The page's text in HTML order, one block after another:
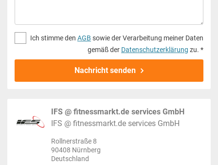
Ich stimme den AGB sowie der Verarbeitung meiner Daten
gemäß der Datenschutzerklärung zu. *
Nachricht senden
IFS @ fitnessmarkt.de services GmbH
IFS @ fitnessmarkt.de services GmbH
Rollnerstraße 8
90408 Nürnberg
Deutschland